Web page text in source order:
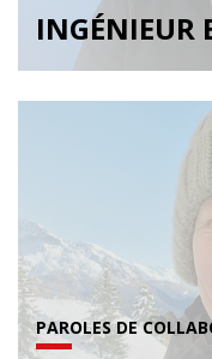
INGÉNIEUR
PAROLES DE